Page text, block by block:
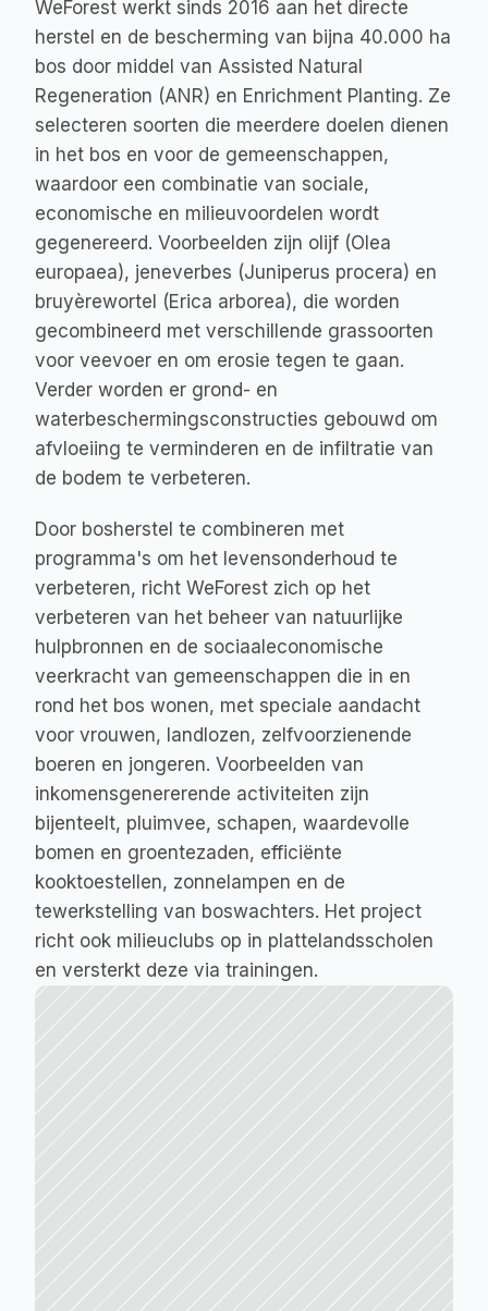
WeForest werkt sinds 2016 aan het directe
herstel en de bescherming van bijna 40.000 ha
bos door middel van Assisted Natural
Regeneration (ANR) en Enrichment Planting. Ze
selecteren soorten die meerdere doelen dienen
in het bos en voor de gemeenschappen,
waardoor een combinatie van sociale,
economische en milieuvoordelen wordt
gegenereerd. Voorbeelden zijn olijf (Olea
europaea), jeneverbes (Juniperus procera) en
bruyèrewortel (Erica arborea), die worden
gecombineerd met verschillende grassoorten
voor veevoer en om erosie tegen te gaan.
Verder worden er grond- en
waterbeschermingsconstructies gebouwd om
afvloeiing te verminderen en de infiltratie van
de bodem te verbeteren.
Door bosherstel te combineren met
programma's om het levensonderhoud te
verbeteren, richt WeForest zich op het
verbeteren van het beheer van natuurlijke
hulpbronnen en de sociaaleconomische
veerkracht van gemeenschappen die in en
rond het bos wonen, met speciale aandacht
voor vrouwen, landlozen, zelfvoorzienende
boeren en jongeren. Voorbeelden van
inkomensgenererende activiteiten zijn
bijenteelt, pluimvee, schapen, waardevolle
bomen en groentezaden, efficiënte
kooktoestellen, zonnelampen en de
tewerkstelling van boswachters. Het project
richt ook milieuclubs op in plattelandsscholen
en versterkt deze via trainingen.